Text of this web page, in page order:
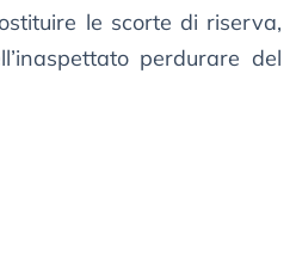
le scorte di riserva,
perdurare del